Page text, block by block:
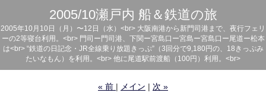
2005/10瀬戸内 船＆鉄道の旅
2005年10月10日（月）〜12日（水）<br> 大阪南港から新門司港まで、夜行フェリ
ーの2等寝台利用。<br> 門司ー門司港、下関ー宮島口ー宮島ー宮島口ー尾道ー松本
は<br> “鉄道の日記念・JR全線乗り放題きっぷ”（3回分で9,180円の、18きっぷみ
たいなもん）を利用。<br> 他に尾道駅前渡船（100円）利用。<br>
« 前 メイン 次 »